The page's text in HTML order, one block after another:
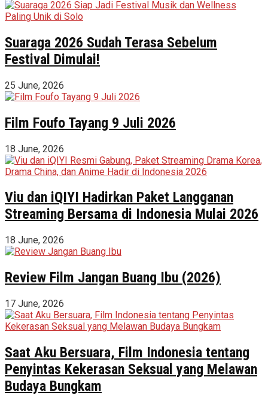
Suaraga 2026 Sudah Terasa Sebelum
Festival Dimulai!
25 June, 2026
Film Foufo Tayang 9 Juli 2026
18 June, 2026
Viu dan iQIYI Hadirkan Paket Langganan
Streaming Bersama di Indonesia Mulai 2026
18 June, 2026
Review Film Jangan Buang Ibu (2026)
17 June, 2026
Saat Aku Bersuara, Film Indonesia tentang
Penyintas Kekerasan Seksual yang Melawan
Budaya Bungkam